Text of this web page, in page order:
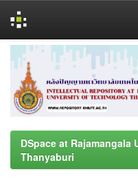
navigation
DSpace at
Thanyaburi